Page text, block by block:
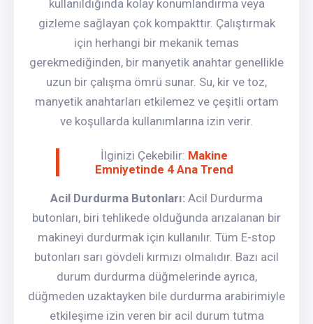
kullanıldığında kolay konumlandırma veya
gizleme sağlayan çok kompakttır. Çalıştırmak
için herhangi bir mekanik temas
gerekmediğinden, bir manyetik anahtar genellikle
uzun bir çalışma ömrü sunar. Su, kir ve toz,
manyetik anahtarları etkilemez ve çeşitli ortam
ve koşullarda kullanımlarına izin verir.
İlginizi Çekebilir: Makine
Emniyetinde 4 Ana Trend
Acil Durdurma Butonları: Acil Durdurma
butonları, biri tehlikede olduğunda arızalanan bir
makineyi durdurmak için kullanılır. Tüm E-stop
butonları sarı gövdeli kırmızı olmalıdır. Bazı acil
durum durdurma düğmelerinde ayrıca,
düğmeden uzaktayken bile durdurma arabirimiyle
etkileşime izin veren bir acil durum tutma